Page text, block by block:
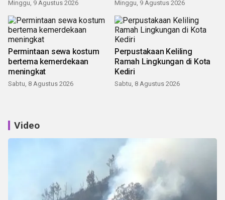
Minggu, 9 Agustus 2026 Minggu, 9 Agustus 2026
Permintaan sewa kostum
bertema kemerdekaan
meningkat
Sabtu, 8 Agustus 2026
Perpustakaan Keliling
Ramah Lingkungan di Kota
Kediri
Sabtu, 8 Agustus 2026
Video